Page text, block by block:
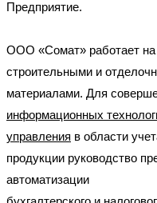
Предприятие.
ООО «Сомат» работает на
строительными и
материалами. Для
информационных
управления в области
продукции руководство
автоматизации